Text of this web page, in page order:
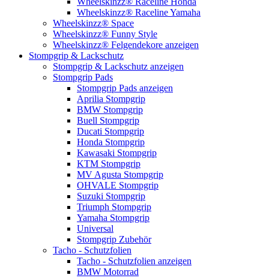
Wheelskinzz® Raceline Yamaha
Wheelskinzz® Space
Wheelskinzz® Funny Style
Wheelskinzz® Felgendekore anzeigen
Stompgrip & Lackschutz
Stompgrip & Lackschutz anzeigen
Stompgrip Pads
Stompgrip Pads anzeigen
Aprilia Stompgrip
BMW Stompgrip
Buell Stompgrip
Ducati Stompgrip
Honda Stompgrip
Kawasaki Stompgrip
KTM Stompgrip
MV Agusta Stompgrip
OHVALE Stompgrip
Suzuki Stompgrip
Triumph Stompgrip
Yamaha Stompgrip
Universal
Stompgrip Zubehör
Tacho - Schutzfolien
Tacho - Schutzfolien anzeigen
BMW Motorrad